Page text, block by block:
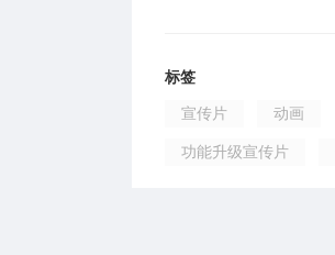
标签
宣传片 动画
功能升级宣传片